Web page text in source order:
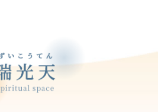
なりました